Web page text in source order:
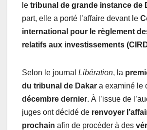
le tribunal de grande instance de
part, elle a porté l’affaire devant le
international pour le règlement
relatifs aux investissements
Selon le journal Libération, la
du tribunal de Dakar a examiné le
décembre dernier. À l’issue de
juges ont décidé de renvoyer
prochain afin de procéder à des